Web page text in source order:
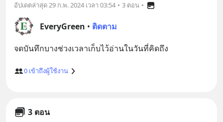
อัปเดตล่าสุด29 ก.พ. 2024 เวลา 03:54 • 3 ตอน •
EveryGreen • ติดตาม
0 เข้าถึงผู้ใช้งาน
3 ตอน